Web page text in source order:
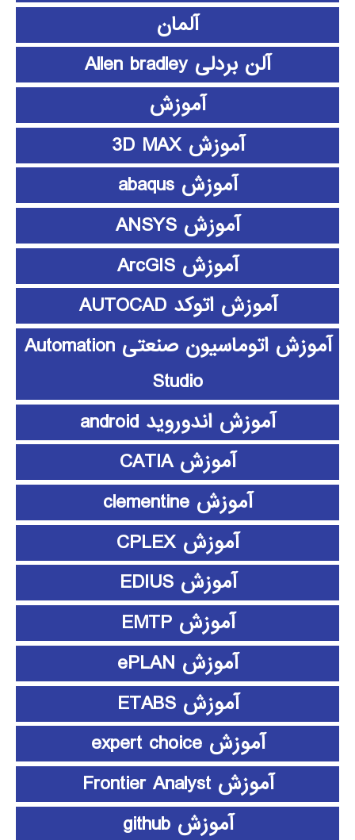
آلمان
آلن بردلی Allen bradley
آموزش
آموزش 3D MAX
آموزش abaqus
آموزش ANSYS
آموزش ArcGIS
آموزش اتوکد AUTOCAD
آموزش اتوماسیون صنعتی Automation
Studio
آموزش اندوروید android
آموزش CATIA
آموزش clementine
آموزش CPLEX
آموزش EDIUS
آموزش EMTP
آموزش ePLAN
آموزش ETABS
آموزش expert choice
آموزش Frontier Analyst
آموزش github